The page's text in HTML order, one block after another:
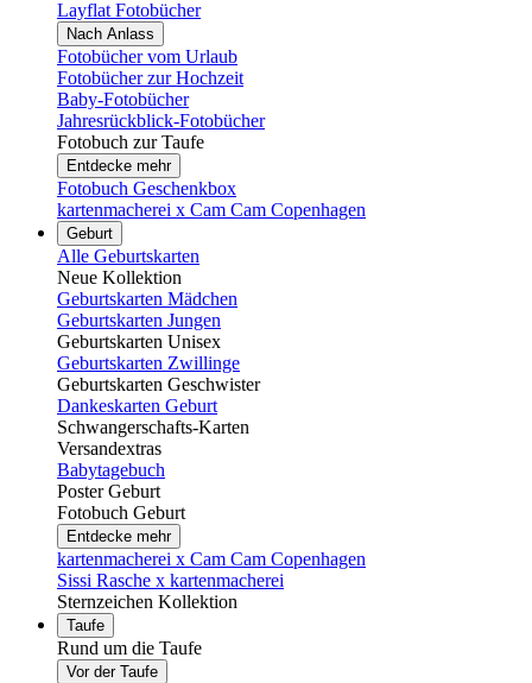
Layflat Fotobücher
Nach Anlass
Fotobücher vom Urlaub
Fotobücher zur Hochzeit
Baby-Fotobücher
Jahresrückblick-Fotobücher
Fotobuch zur Taufe
Entdecke mehr
Fotobuch Geschenkbox
kartenmacherei x Cam Cam Copenhagen
Geburt
Alle Geburtskarten
Neue Kollektion
Geburtskarten Mädchen
Geburtskarten Jungen
Geburtskarten Unisex
Geburtskarten Zwillinge
Geburtskarten Geschwister
Dankeskarten Geburt
Schwangerschafts-Karten
Versandextras
Babytagebuch
Poster Geburt
Fotobuch Geburt
Entdecke mehr
kartenmacherei x Cam Cam Copenhagen
Sissi Rasche x kartenmacherei
Sternzeichen Kollektion
Taufe
Rund um die Taufe
Vor der Taufe